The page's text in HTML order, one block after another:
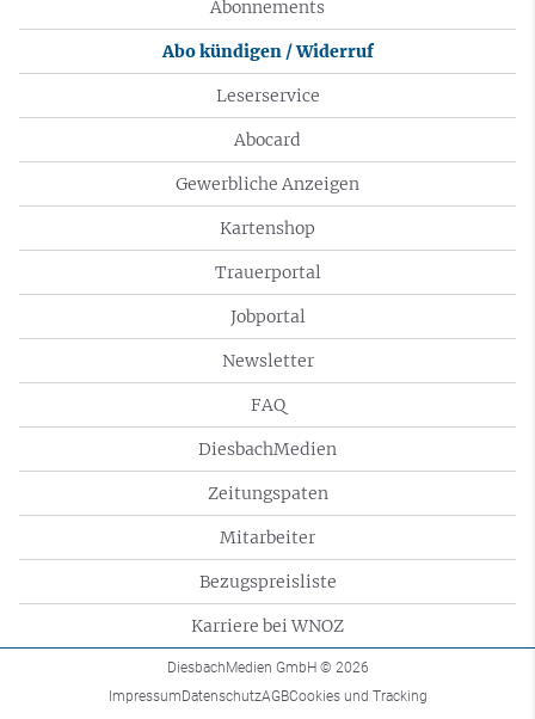
Abonnements
Abo kündigen / Widerruf
Leserservice
Abocard
Gewerbliche Anzeigen
Kartenshop
Trauerportal
Jobportal
Newsletter
FAQ
DiesbachMedien
Zeitungspaten
Mitarbeiter
Bezugspreisliste
Karriere bei WNOZ
DiesbachMedien GmbH © 2026
ImpressumDatenschutzAGBCookies und Tracking